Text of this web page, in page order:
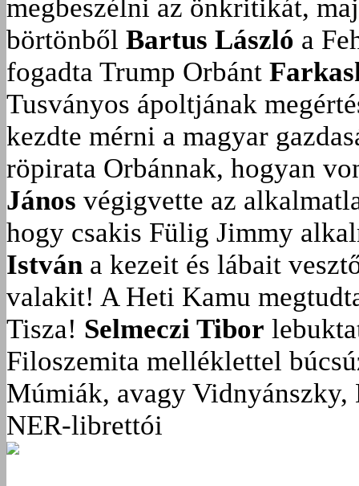
megbeszélni az önkritikát,
börtönből Bartus László a
fogadta Trump Orbánt
Tusványos ápoltjának
kezdte mérni a magyar
röpirata Orbánnak, hogyan
János végigvette az
hogy csakis Fülig Jimmy
István a kezeit és lábait
valakit! A Heti Kamu
Tisza! Selmeczi Tibor
Filoszemita melléklettel
Múmiák, avagy Vidnyánszky,
NER-librettói